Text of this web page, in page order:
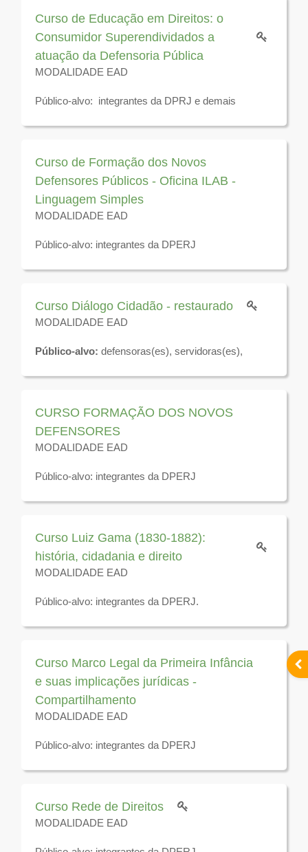
Disponível para visualização até o 31 de dezembro
de 2026
Curso de Educação em Direitos: o
Consumidor Superendividados a
atuação da Defensoria Pública
MODALIDADE EAD
Público-alvo: integrantes da DPRJ e demais
2026
Curso de Formação dos Novos
Defensores Públicos - Oficina ILAB -
Linguagem Simples
MODALIDADE EAD
Público-alvo: integrantes da DPERJ
Disponível para visualização até 31 de dezembro de
Curso Diálogo Cidadão - restaurado
MODALIDADE EAD
Público-alvo: defensoras(es), servidoras(es),
Pública do Estado do Rio de Janeiro e demais
Disponível para visualização até 31 de dezembro de
CURSO FORMAÇÃO DOS NOVOS
DEFENSORES
MODALIDADE EAD
Público-alvo: integrantes da DPERJ
Disponível para visualização até 31 de dezembro de
Curso Luiz Gama (1830-1882):
história, cidadania e direito
MODALIDADE EAD
Público-alvo: integrantes da DPERJ.
Disponível para visualização até 31 de dezembro de
Curso Marco Legal da Primeira Infância
e suas implicações jurídicas -
Compartilhamento
MODALIDADE EAD
Público-alvo: integrantes da DPERJ
Disponível para visualização até 31 de dezembro de
Curso Rede de Direitos
MODALIDADE EAD